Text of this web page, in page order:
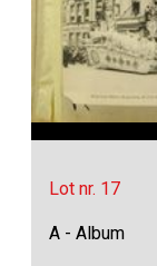
Lot nr. 17
A - Album